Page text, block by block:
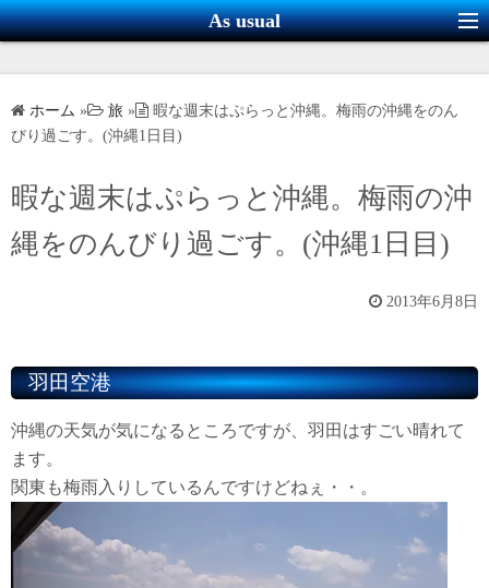
コ
ン
ス
キ
ッ
As usual
ホーム » 旅 »
暇な週末はぷらっと沖縄。梅雨の沖縄をのん
びり過ごす。(沖縄1日目)
暇な週末はぷらっと沖縄。梅雨の沖
縄をのんびり過ごす。(沖縄1日目)
2013年6月8日
羽田空港
沖縄の天気が気になるところですが、羽田はすごい晴れて
ます。
関東も梅雨入りしているんですけどねぇ・・。